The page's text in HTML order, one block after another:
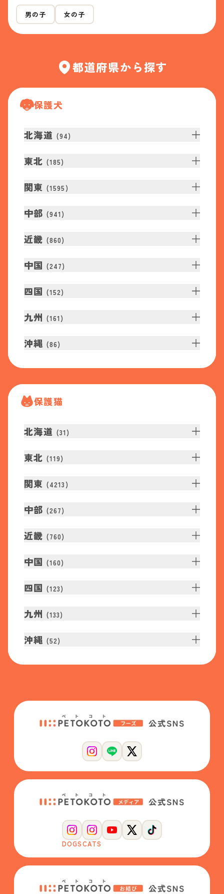
男の子 女の子
都道府県から探す
保護犬
北海道 (94)
東北 (185)
関東 (1595 )
中部 (941 )
近畿 (860)
中国 (247)
四国 (152)
九州 (161 )
沖縄 (86)
保護猫
北海道 (31 )
東北 (119)
関東 (4213 )
中部 (267)
近畿 (760)
中国 (160)
四国 (123)
九州 (133)
沖縄 (52)
DOGSCATS